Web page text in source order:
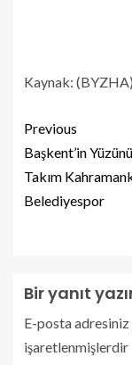
Kaynak:
Previous
Başkent’in
Takım
Belediyespor
Bir yanıt
E-posta adresiniz
işaretlenmişlerdir